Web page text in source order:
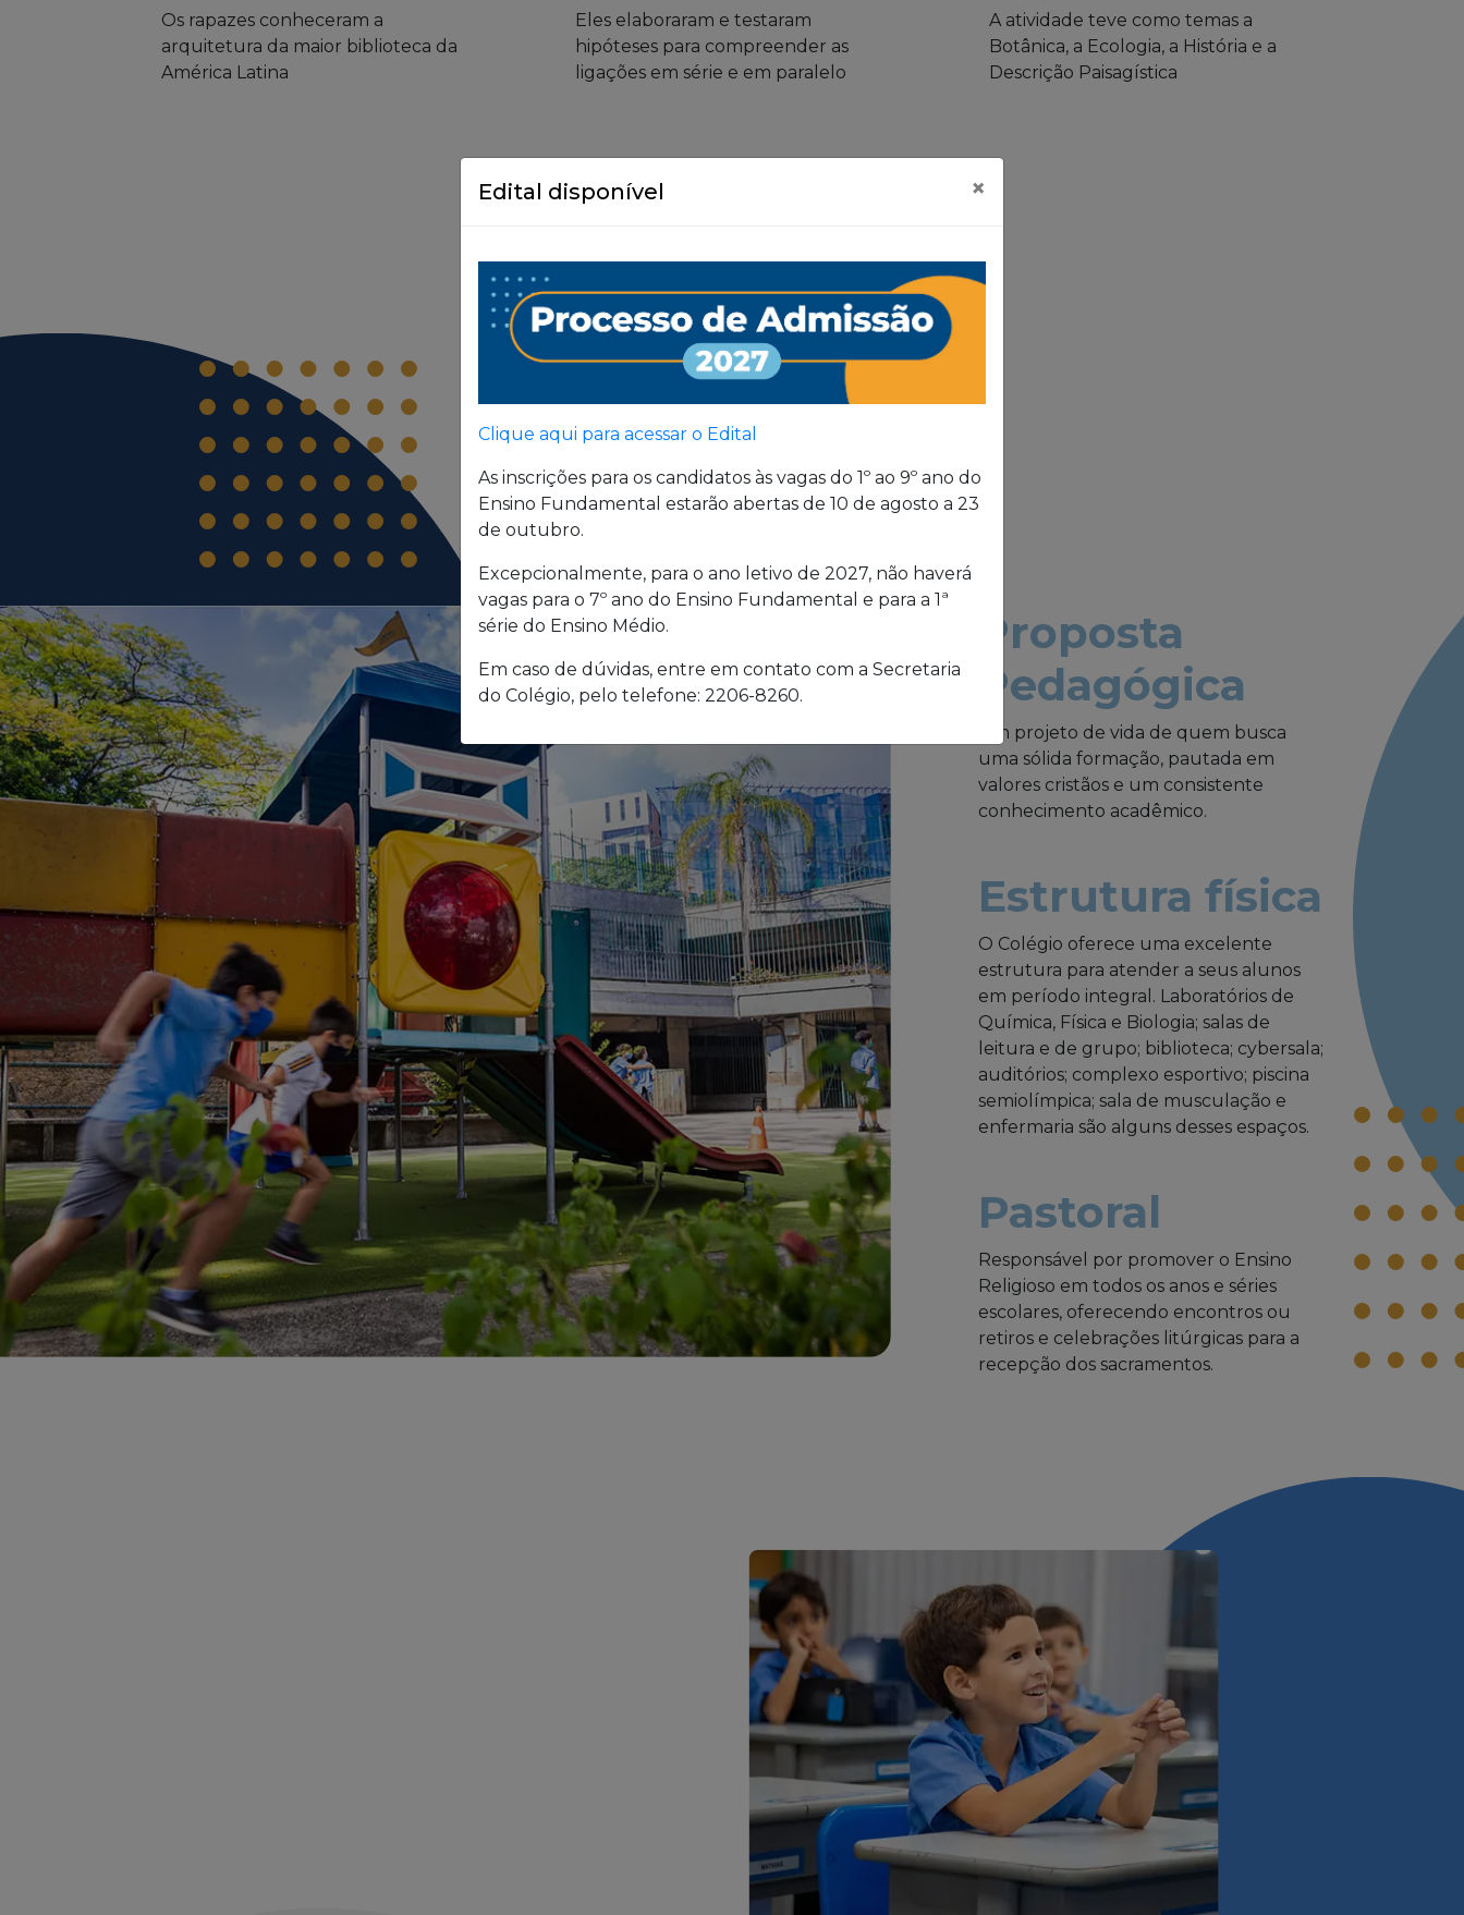
Os rapazes conheceram a
arquitetura da maior biblioteca da
América Latina
Eles elaboraram e testaram
hipóteses para compreender as
ligações em série e em paralelo
A atividade teve como temas a
Botânica, a Ecologia, a História e a
Descrição Paisagística
Proposta
Pedagógica
Um projeto de vida de quem busca
uma sólida formação, pautada em
valores cristãos e um consistente
conhecimento acadêmico.
Estrutura física
O Colégio oferece uma excelente
estrutura para atender a seus alunos
em período integral. Laboratórios de
Química, Física e Biologia; salas de
leitura e de grupo; biblioteca; cybersala;
auditórios; complexo esportivo; piscina
semiolímpica; sala de musculação e
enfermaria são alguns desses espaços.
Pastoral
Responsável por promover o Ensino
Religioso em todos os anos e séries
escolares, oferecendo encontros ou
retiros e celebrações litúrgicas para a
recepção dos sacramentos.
Edital disponível ×
Clique aqui para acessar o Edital
As inscrições para os candidatos às vagas do 1º ao 9º ano do
Ensino Fundamental estarão abertas de 10 de agosto a 23
de outubro.
Excepcionalmente, para o ano letivo de 2027, não haverá
vagas para o 7º ano do Ensino Fundamental e para a 1ª
série do Ensino Médio.
Em caso de dúvidas, entre em contato com a Secretaria
do Colégio, pelo telefone: 2206-8260.